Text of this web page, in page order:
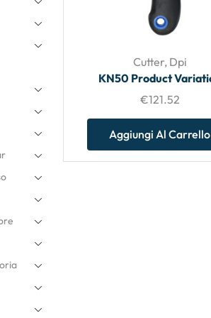
Cutter, Dpi
KN50 Product
€121.52
Aggiungi Al Carrello